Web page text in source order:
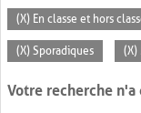
(X) En classe et hors
(X) Sporadiques (X)
Votre recherche